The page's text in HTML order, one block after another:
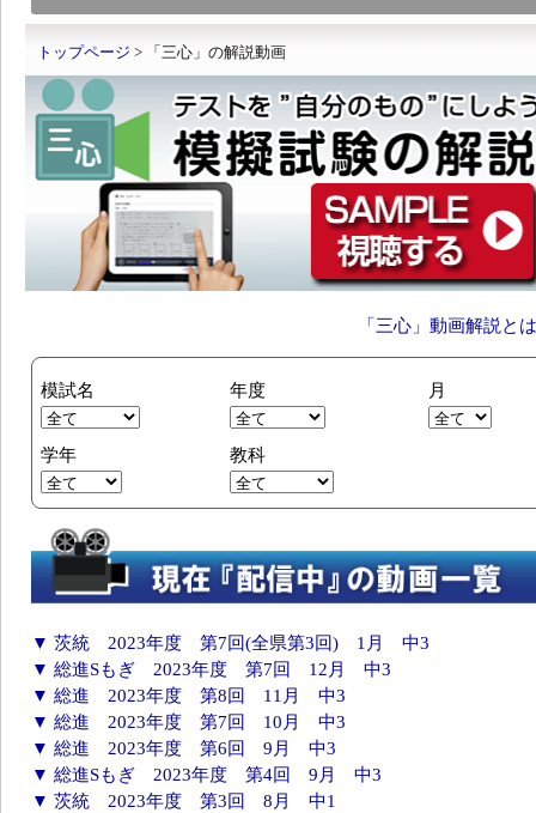
トップページ > 「三心」の解説動画
「三心」動画解説と
模試名 年度 月
学年 教科
▼ 茨統 2023年度 第7回(全県第3回) 1月 中3
▼ 総進Sもぎ 2023年度 第7回 12月 中3
▼ 総進 2023年度 第8回 11月 中3
▼ 総進 2023年度 第7回 10月 中3
▼ 総進 2023年度 第6回 9月 中3
▼ 総進Sもぎ 2023年度 第4回 9月 中3
▼ 茨統 2023年度 第3回 8月 中1